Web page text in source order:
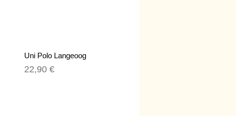
Uni Polo Langeoog
22,90 €